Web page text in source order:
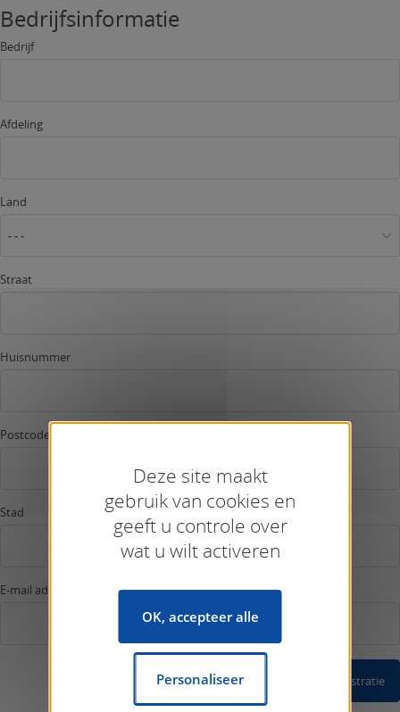
Bedrijfsinformatie
Bedrijf
Afdeling
Land
- - -
Straat
Huisnummer
Postcode
Stad
E-mail adres *
Bevestig Registratie
Deze site maakt
gebruik van cookies en
geeft u controle over
wat u wilt activeren
OK, accepteer alle
Personaliseer